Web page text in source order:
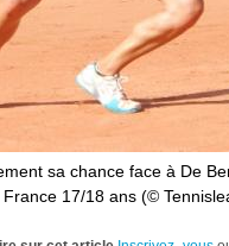
sa chance face à De
17/18 ans (©